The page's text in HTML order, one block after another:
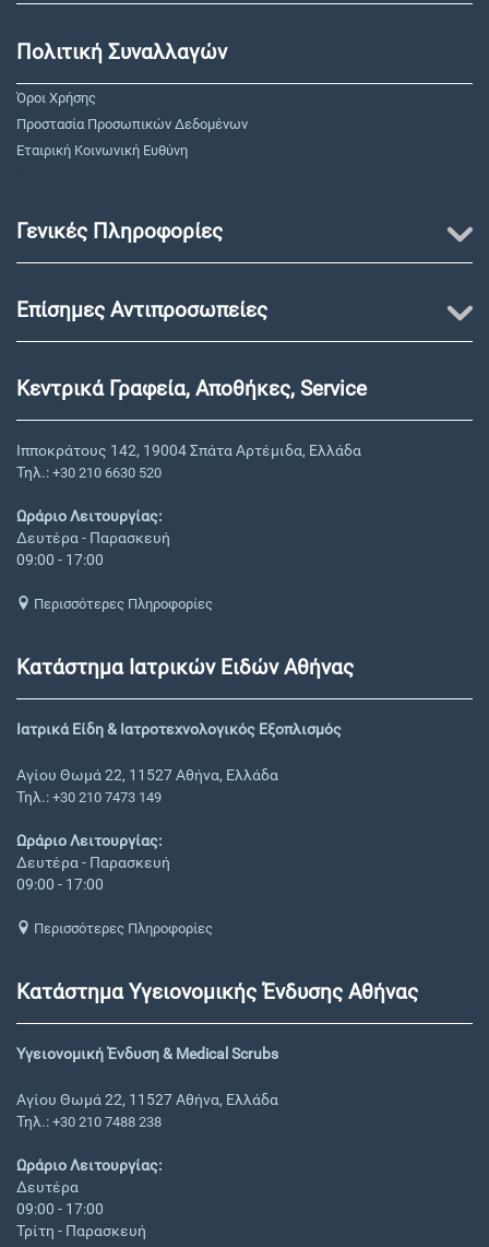
Πολιτική Συναλλαγών
Όροι Χρήσης
Προστασία Προσωπικών Δεδομένων
Εταιρική Κοινωνική Ευθύνη
"
Γενικές Πληροφορίες
Επίσημες Αντιπροσωπείες
Κεντρικά Γραφεία, Αποθήκες, Service
Ιπποκράτους 142, 19004 Σπάτα Αρτέμιδα, Ελλάδα
Τηλ.: +30 210 6630 520
Ωράριο Λειτουργίας:
Δευτέρα - Παρασκευή
09:00 - 17:00
Περισσότερες Πληροφορίες
Κατάστημα Ιατρικών Ειδών Αθήνας
Ιατρικά Είδη & Ιατροτεχνολογικός Εξοπλισμός
Αγίου Θωμά 22, 11527 Αθήνα, Ελλάδα
Τηλ.: +30 210 7473 149
Ωράριο Λειτουργίας:
Δευτέρα - Παρασκευή
09:00 - 17:00
Περισσότερες Πληροφορίες
Κατάστημα Υγειονομικής Ένδυσης Αθήνας
Υγειονομική Ένδυση & Medical Scrubs
Αγίου Θωμά 22, 11527 Αθήνα, Ελλάδα
Τηλ.: +30 210 7488 238
Ωράριο Λειτουργίας:
Δευτέρα
09:00 - 17:00
Τρίτη - Παρασκευή